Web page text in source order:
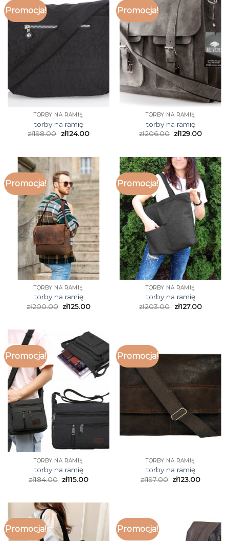
Promocja!
TORBY NA RAMIĘ
torby na ramię
zł198.00 zł124.00
Promocja!
TORBY NA RAMIĘ
torby na ramię
zł206.00 zł129.00
Promocja!
TORBY NA RAMIĘ
torby na ramię
zł200.00 zł125.00
Promocja!
TORBY NA RAMIĘ
torby na ramię
zł203.00 zł127.00
Promocja!
TORBY NA RAMIĘ
torby na ramię
zł184.00 zł115.00
Promocja!
TORBY NA RAMIĘ
torby na ramię
zł197.00 zł123.00
Promocja! Promocja!